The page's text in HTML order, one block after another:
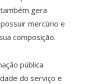
gera
mercúrio e
composição.
pública
do serviço e